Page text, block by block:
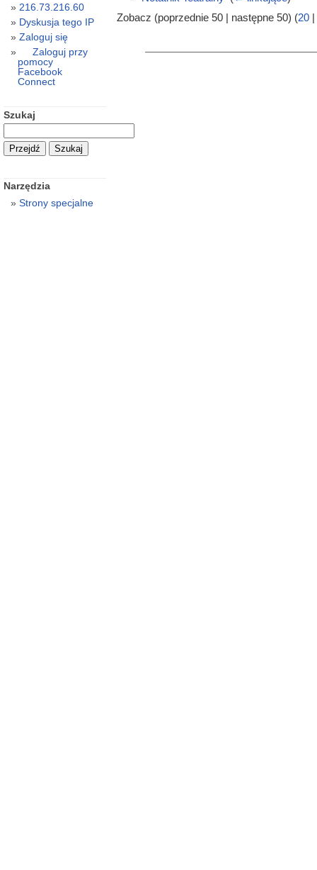
Zobacz (poprzednie 50 | następne 50) (20|
216.73.216.60
Dyskusja tego IP
Zaloguj się
Zaloguj przy
pomocy
Facebook
Connect
Szukaj
Narzędzia
Strony specjalne